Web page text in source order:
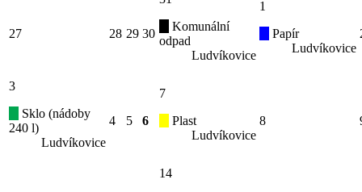
27 28 29 30
Komunální
odpad
Ludvíkovice
1
Papír
Ludvíkovice
3
Sklo (nádoby
240 l)
Ludvíkovice
4 5 6
7
Plast
Ludvíkovice
8
14